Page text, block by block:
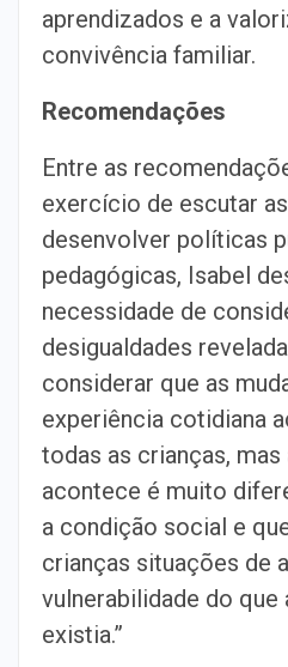
aprendizados e a
convivência familiar.
Recomendações
Entre as
exercício de escutar
desenvolver políticas
pedagógicas, Isabel
necessidade de
desigualdades
considerar que as
experiência cotidiana
todas as crianças,
acontece é muito
a condição social e
crianças situações de
vulnerabilidade do que
existia.”